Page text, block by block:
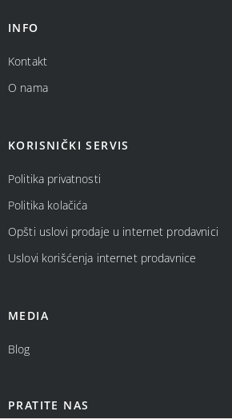
INFO
Kontakt
O nama
KORISNIČKI SERVIS
Politika privatnosti
Politika kolačića
Opšti uslovi prodaje u internet prodavnici
Uslovi korišćenja internet prodavnice
MEDIA
Blog
PRATITE NAS